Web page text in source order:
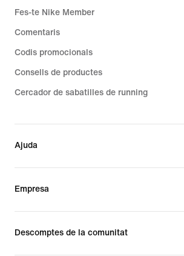
Fes-te Nike Member
Comentaris
Codis promocionals
Consells de productes
Cercador de sabatilles de running
Ajuda
Empresa
Descomptes de la comunitat